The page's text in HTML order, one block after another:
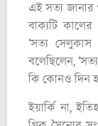
এই সত্য জানার
বাক্যটি
‘সত্য
বলেছিলেন,
কি কোনও দিন
ইয়ার্কি না,